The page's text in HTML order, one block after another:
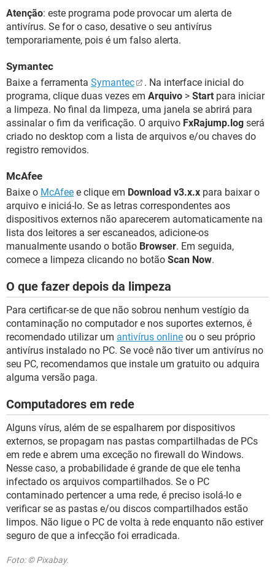
Atenção: este programa pode provocar um alerta de
antivírus. Se for o caso, desative o seu antivírus
temporariamente, pois é um falso alerta.
Symantec
Baixe a ferramenta Symantec
. Na interface inicial do
programa, clique duas vezes em Arquivo > Start para iniciar
a limpeza. No final da limpeza, uma janela se abrirá para
assinalar o fim da verificação. O arquivo FxRajump.log será
criado no desktop com a lista de arquivos e/ou chaves do
registro removidos.
McAfee
Baixe o McAfee e clique em Download v3.x.x para baixar o
arquivo e iniciá-lo. Se as letras correspondentes aos
dispositivos externos não aparecerem automaticamente na
lista dos leitores a ser escaneados, adicione-os
manualmente usando o botão Browser. Em seguida,
comece a limpeza clicando no botão Scan Now.
O que fazer depois da limpeza
Para certificar-se de que não sobrou nenhum vestígio da
contaminação no computador e nos suportes externos, é
recomendado utilizar um antivírus online ou o seu próprio
antivírus instalado no PC. Se você não tiver um antivírus no
seu PC, recomendamos que instale um gratuito ou adquira
alguma versão paga.
Computadores em rede
Alguns vírus, além de se espalharem por dispositivos
externos, se propagam nas pastas compartilhadas de PCs
em rede e abrem uma exceção no firewall do Windows.
Nesse caso, a probabilidade é grande de que ele tenha
infectado os arquivos compartilhados. Se o PC
contaminado pertencer a uma rede, é preciso isolá-lo e
verificar se as pastas e/ou discos compartilhados estão
limpos. Não ligue o PC de volta à rede enquanto não estiver
seguro de que a infecção foi erradicada.
Foto: © Pixabay.